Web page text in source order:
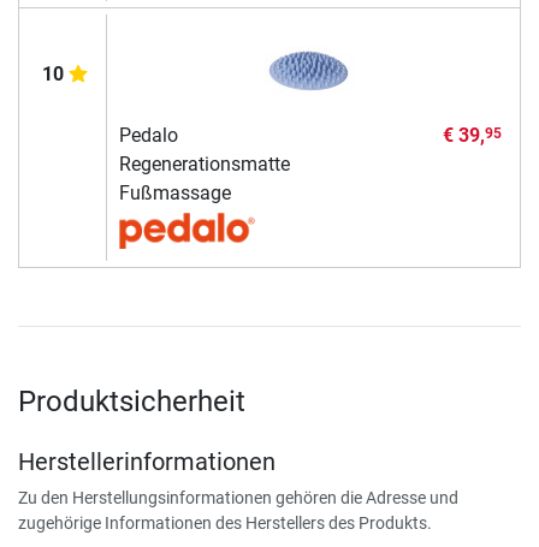
10
Pedalo
Regenerationsmatte
Fußmassage
€ 39,95
Produktsicherheit
Herstellerinformationen
Zu den Herstellungsinformationen gehören die Adresse und
zugehörige Informationen des Herstellers des Produkts.